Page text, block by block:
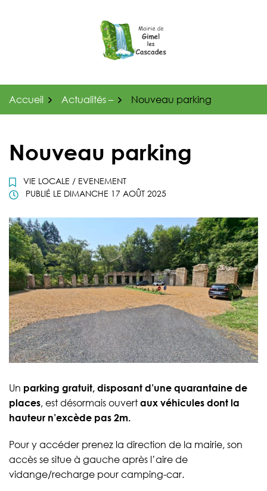
Accueil Actualités – Nouveau parking
Nouveau parking
VIE LOCALE / EVENEMENT
PUBLIÉ LE DIMANCHE 17 AOÛT 2025
Un parking gratuit, disposant d’une quarantaine de
places, est désormais ouvert aux véhicules dont la
hauteur n’excède pas 2m.
Pour y accéder prenez la direction de la mairie, son
accès se situe à gauche après l’aire de
vidange/recharge pour camping-car.